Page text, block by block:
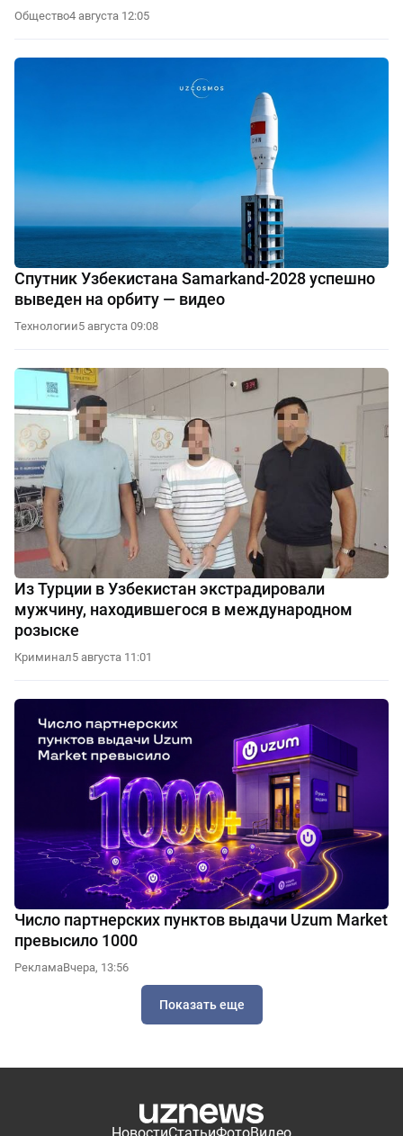
Общество4 августа 12:05
Спутник Узбекистана Samarkand-2028 успешно
выведен на орбиту — видео
Технологии5 августа 09:08
Из Турции в Узбекистан экстрадировали
мужчину, находившегося в международном
розыске
Криминал5 августа 11:01
Число партнерских пунктов выдачи Uzum Market
превысило 1000
РекламаВчера, 13:56
Показать еще